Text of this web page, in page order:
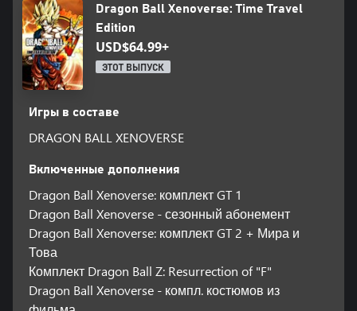
Dragon Ball Xenoverse: Time Travel
Edition
USD$64.99+
ЭТОТ ВЫПУСК
Игры в составе
DRAGON BALL XENOVERSE
Включенные дополнения
Dragon Ball Xenoverse: комплект GT 1
Dragon Ball Xenoverse - сезонный абонемент
Dragon Ball Xenoverse: комплект GT 2 + Мира и
Това
Комплект Dragon Ball Z: Resurrection of "F"
Dragon Ball Xenoverse - компл. костюмов из